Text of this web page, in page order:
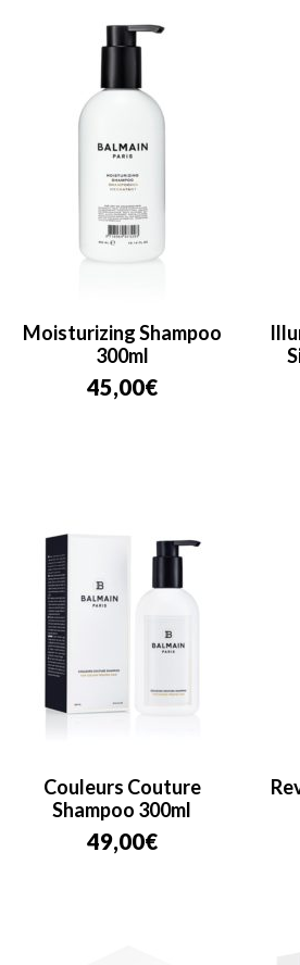
Moisturizing Shampoo
300ml
45,00€
Couleurs Couture
Shampoo 300ml
49,00€